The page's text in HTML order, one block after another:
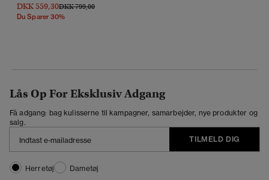
DKK 559,30Pris Nedsat Fra
DKK 799,00Til
Du Sparer 30%
Lås Op For Eksklusiv Adgang
Få adgang: bag kulisserne til kampagner, samarbejder, nye produkter og
salg.
TILMELD DIG
Herretøj
Dametøj